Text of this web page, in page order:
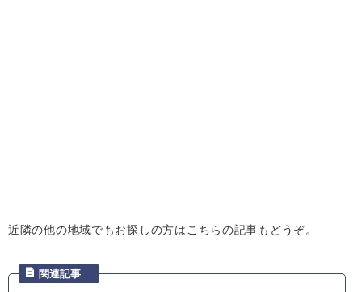
近隣の他の地域でもお探しの方はこちらの記事もどうぞ。